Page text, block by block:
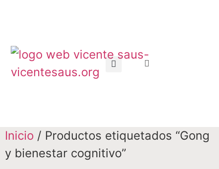
Inicio / Productos etiquetados “Gong
y bienestar cognitivo”